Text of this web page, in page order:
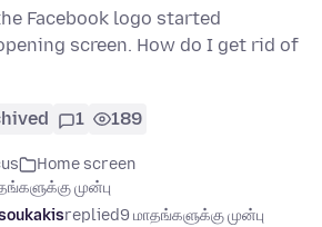
Facebook logo started
screen. How do I get rid of
1 189
Home screen
முன்பு
replied9 மாதங்களுக்கு முன்பு